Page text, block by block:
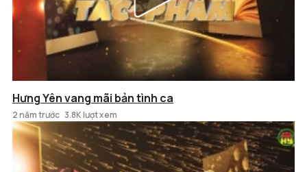
Hưng Yên vang mãi bản tình ca
2 năm trước 3.8K lượt xem